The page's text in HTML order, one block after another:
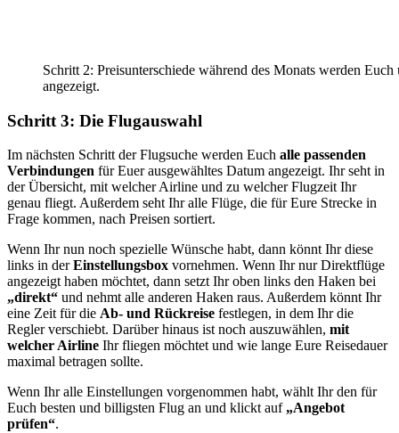
Schritt 2: Preisunterschiede während des Monats werden Euch
angezeigt.
Schritt 3: Die Flugauswahl
Im nächsten Schritt der Flugsuche werden Euch alle passenden
Verbindungen für Euer ausgewähltes Datum angezeigt. Ihr seht in
der Übersicht, mit welcher Airline und zu welcher Flugzeit Ihr
genau fliegt. Außerdem seht Ihr alle Flüge, die für Eure Strecke in
Frage kommen, nach Preisen sortiert.
Wenn Ihr nun noch spezielle Wünsche habt, dann könnt Ihr diese
links in derEinstellungsbox vornehmen. Wenn Ihr nur Direktflüge
angezeigt haben möchtet, dann setzt Ihr oben links den Haken bei
„direkt“ und nehmt alle anderen Haken raus. Außerdem könnt Ihr
eine Zeit für die Ab- und Rückreise festlegen, in dem Ihr die
Regler verschiebt. Darüber hinaus ist noch auszuwählen, mit
welcher Airline Ihr fliegen möchtet und wie lange Eure Reisedauer
maximal betragen sollte.
Wenn Ihr alle Einstellungen vorgenommen habt, wählt Ihr den für
Euch besten und billigsten Flug an und klickt auf „Angebot
prüfen“.